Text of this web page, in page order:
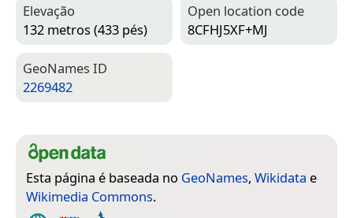
Elevação
132 metros (433 pés)
Open location code
8CFHJ5XF+MJ
Geo­Names ID
2269482
Esta página é baseada no GeoNames, Wikidata e
Wikimedia Commons.